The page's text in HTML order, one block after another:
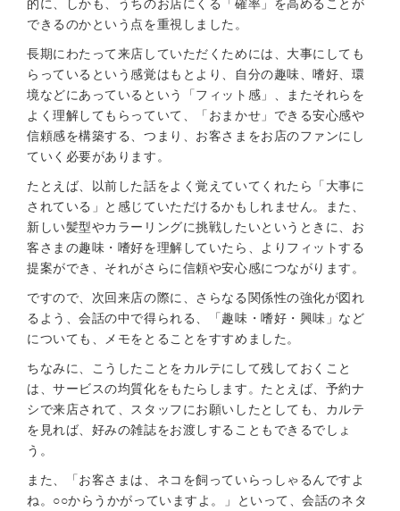
的に、しかも、うちのお店にくる「確率」を高めることが
できるのかという点を重視しました。
長期にわたって来店していただくためには、大事にしても
らっているという感覚はもとより、自分の趣味、嗜好、環
境などにあっているという「フィット感」、またそれらを
よく理解してもらっていて、「おまかせ」できる安心感や
信頼感を構築する、つまり、お客さまをお店のファンにし
ていく必要があります。
たとえば、以前した話をよく覚えていてくれたら「大事に
されている」と感じていただけるかもしれません。また、
新しい髪型やカラーリングに挑戦したいというときに、お
客さまの趣味・嗜好を理解していたら、よりフィットする
提案ができ、それがさらに信頼や安心感につながります。
ですので、次回来店の際に、さらなる関係性の強化が図れ
るよう、会話の中で得られる、「趣味・嗜好・興味」など
についても、メモをとることをすすめました。
ちなみに、こうしたことをカルテにして残しておくこと
は、サービスの均質化をもたらします。たとえば、予約ナ
シで来店されて、スタッフにお願いしたとしても、カルテ
を見れば、好みの雑誌をお渡しすることもできるでしょ
う。
また、「お客さまは、ネコを飼っていらっしゃるんですよ
ね。○○からうかがっていますよ。」といって、会話のネタ